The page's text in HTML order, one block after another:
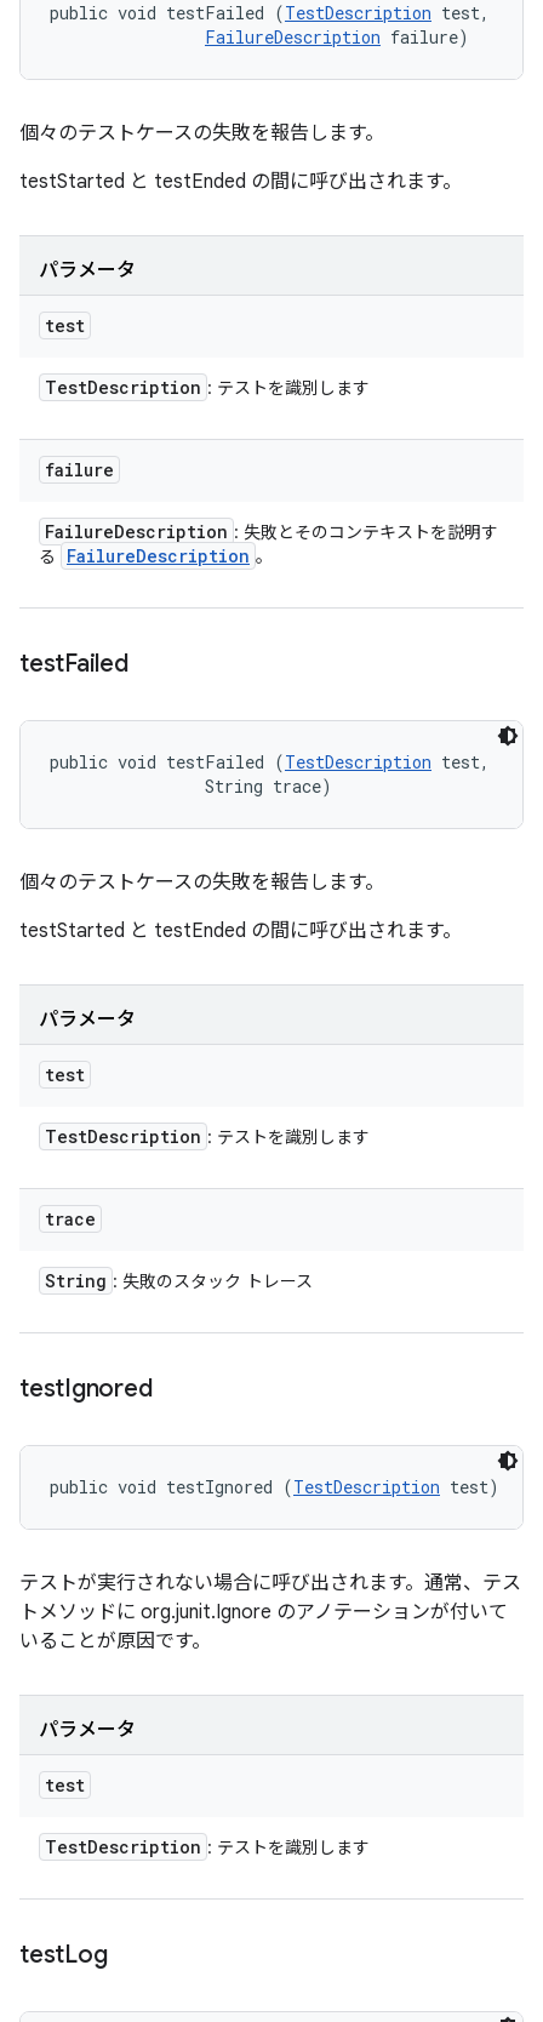
public void testFailed (TestDescription test,
FailureDescription failure)
個々のテストケースの失敗を報告します。
testStarted と testEnded の間に呼び出されます。
パラメータ
test
TestDescription : テストを識別します
failure
FailureDescription : 失敗とそのコンテキストを説明す
る
FailureDescription 。
testFailed
public void testFailed (TestDescription test,
                String trace)
個々のテストケースの失敗を報告します。
testStarted と testEnded の間に呼び出されます。
パラメータ
test
TestDescription : テストを識別します
trace
String : 失敗のスタック トレース
testIgnored
public void testIgnored (TestDescription test)
テストが実行されない場合に呼び出されます。通常、テス
トメソッドに org.junit.Ignore のアノテーションが付いて
いることが原因です。
パラメータ
test
TestDescription : テストを識別します
testLog